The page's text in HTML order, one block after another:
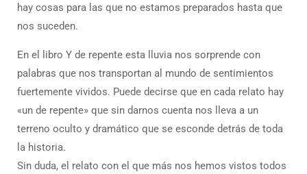
hay cosas para las que no estamos preparados hasta que
nos suceden.
En el libro Y de repente esta lluvia nos sorprende con
palabras que nos transportan al mundo de sentimientos
fuertemente vividos. Puede decirse que en cada relato hay
«un de repente» que sin darnos cuenta nos lleva a un
terreno oculto y dramático que se esconde detrás de toda
la historia.
Sin duda, el relato con el que más nos hemos vistos todos